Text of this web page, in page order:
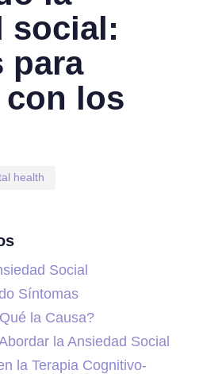
social:
para
los
health
Social
Síntomas
la Causa?
la Ansiedad Social
la Terapia Cognitivo-